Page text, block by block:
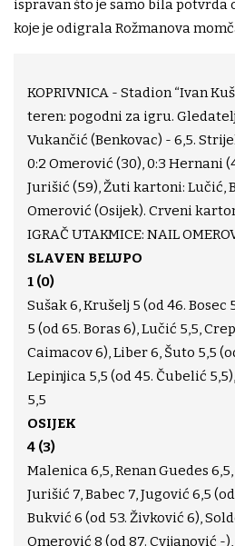
ispravan što je samo bila
koje je odigrala Rožmanova
KOPRIVNICA - Stadion “Ivan
teren: pogodni za igru.
Vukančić (Benkovac) - 6,5.
0:2 Omerović (30), 0:3 Hernani
Jurišić (59), Žuti kartoni: Lučić,
Omerović (Osijek). Crveni
IGRAČ UTAKMICE: NAIL
SLAVEN BELUPO
1 (0)
Sušak 6, Krušelj 5 (od 46. Bosec
5 (od 65. Boras 6), Lučić 5,5,
Caimacov 6), Liber 6, Šuto 5,5
Lepinjica 5,5 (od 45. Čubelić
5,5
OSIJEK
4 (3)
Malenica 6,5, Renan Guedes
Jurišić 7, Babec 7, Jugović 6,5
Bukvić 6 (od 53. Živković 6),
Omerović 8 (od 87. Cvijanović -